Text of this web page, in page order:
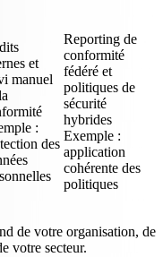
et
manuel
:
des
Reporting de
conformité
fédéré et
politiques de
sécurité
hybrides
Exemple :
application
cohérente des
politiques
de votre organisation, de
votre secteur.